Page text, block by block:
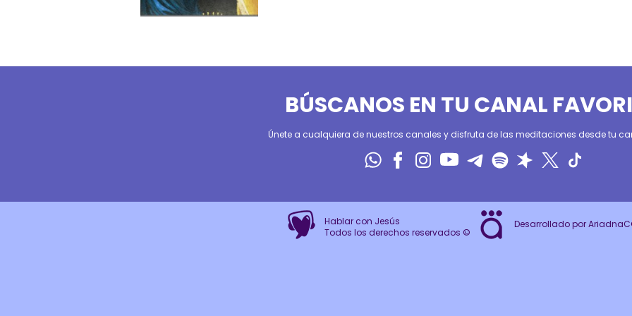
BÚSCANOS EN TU CANAL
Únete a cualquiera de nuestros canales y disfruta de las meditaciones desde tu
Hablar con Jesús
Todos los derechos reservados ©
Desarrollado por